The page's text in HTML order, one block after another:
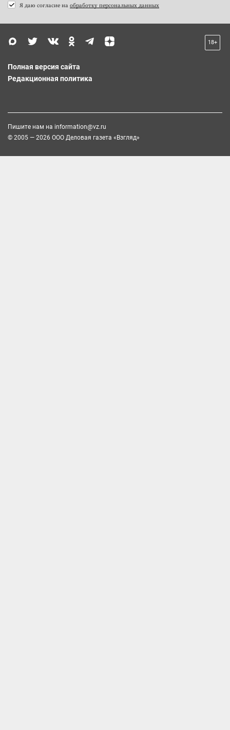
Я даю согласие на обработку персональных данных
18+
Полная версия сайта
Редакционная политика
Пишите нам на information@vz.ru
© 2005 — 2026 ООО Деловая газета «Взгляд»